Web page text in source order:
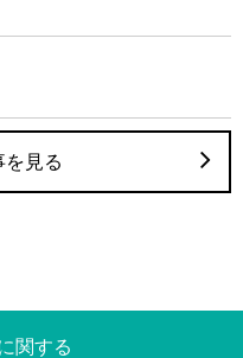
を見る
関する